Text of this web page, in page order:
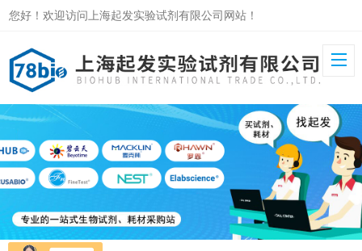
您好！欢迎访问上海起发实验试剂有限公司网站！